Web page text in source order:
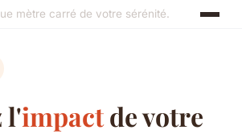
mètre carré de votre sérénité.
l'impactde votre